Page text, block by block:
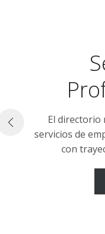
El directorio
servicios de
con